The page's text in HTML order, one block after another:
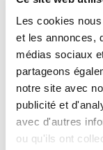
Les cookies
et les annonces,
médias sociaux
partageons
notre site avec
publicité et
avec d'autres
ou qu'ils ont
28 x 33 x 98
Poids (kg)
13.5200
Garantie
2 ans
Gencode